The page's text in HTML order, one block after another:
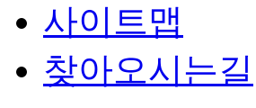
사이트맵
찾아오시는길